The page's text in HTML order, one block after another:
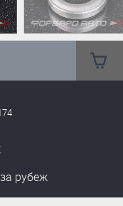
рубеж